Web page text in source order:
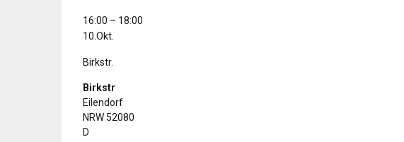
Kompostcontainer
16:00 – 18:00
10.Okt.
Birkstr.
Birkstr
Eilendorf
NRW 52080
D